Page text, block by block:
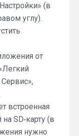
(в
углу).
от
встроенная
SD‑карту (в
нужно